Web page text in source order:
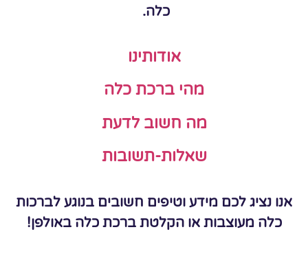
כלה.
אודותינו
מהי ברכת כלה
מה חשוב לדעת
שאלות-תשובות
אנו נציג לכם מידע וטיפים חשובים בנוגע לברכות
כלה מעוצבות או הקלטת ברכת כלה באולפן!